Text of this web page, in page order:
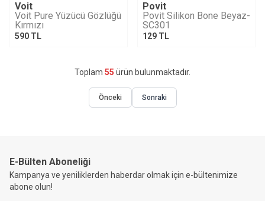
YENI
Voit
Voit Pure Yüzücü Gözlüğü
Kırmızı
590 TL
YENI
Povit
Povit Silikon Bone Beyaz-
SC301
129 TL
Toplam 55 ürün bulunmaktadır.
Önceki Sonraki
E-Bülten Aboneliği
Kampanya ve yeniliklerden haberdar olmak için e-bültenimize
abone olun!